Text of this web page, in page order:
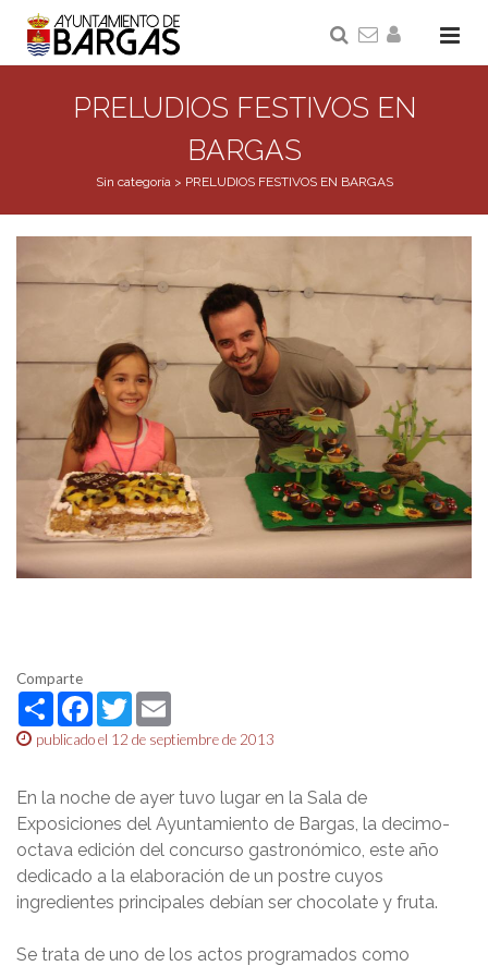
PRELUDIOS FESTIVOS EN
BARGAS
Sin categoría> PRELUDIOS FESTIVOS EN BARGAS
Comparte
ShareFacebook
Twitter
publicado el 12 de septiembre de 2013
En la noche de ayer tuvo lugar en la Sala de
Exposiciones del Ayuntamiento de Bargas, la decimo-
octava edición del concurso gastronómico, este año
dedicado a la elaboración de un postre cuyos
ingredientes principales debían ser chocolate y fruta.
Se trata de uno de los actos programados como